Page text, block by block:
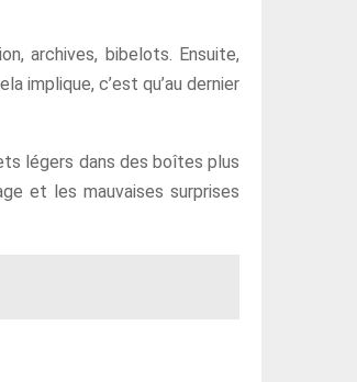
archives, bibelots. Ensuite,
implique, c’est qu’au dernier
légers dans des boîtes plus
et les mauvaises surprises